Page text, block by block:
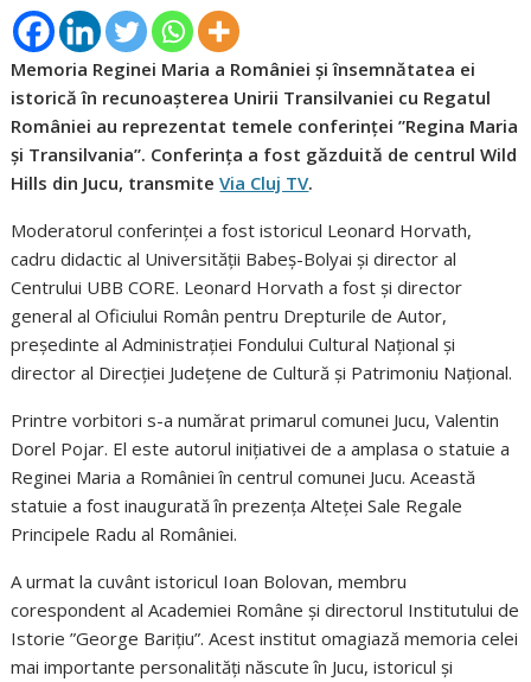
Memoria Reginei Maria a României și însemnătatea ei
istorică în recunoașterea Unirii Transilvaniei cu Regatul
României au reprezentat temele conferinței ”Regina Maria
și Transilvania”. Conferința a fost găzduită de centrul Wild
Hills din Jucu, transmiteVia Cluj TV.
Moderatorul conferinței a fost istoricul Leonard Horvath,
cadru didactic al Universității Babeș-Bolyai și director al
Centrului UBB CORE. Leonard Horvath a fost și director
general al Oficiului Român pentru Drepturile de Autor,
președinte al Administrației Fondului Cultural Național și
director al Direcției Județene de Cultură și Patrimoniu Național.
Printre vorbitori s-a numărat primarul comunei Jucu, Valentin
Dorel Pojar. El este autorul inițiativei de a amplasa o statuie a
Reginei Maria a României în centrul comunei Jucu. Această
statuie a fost inaugurată în prezența Alteței Sale Regale
Principele Radu al României.
A urmat la cuvânt istoricul Ioan Bolovan, membru
corespondent al Academiei Române și directorul Institutului de
Istorie ”George Barițiu”. Acest institut omagiază memoria celei
mai importante personalități născute în Jucu, istoricul și